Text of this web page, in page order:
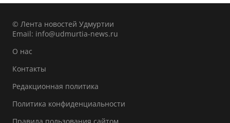
© Лента новостей Удмуртии
Email: info@udmurtia-news.ru
О нас
Контакты
Редакционная политика
Политика конфиденциальности